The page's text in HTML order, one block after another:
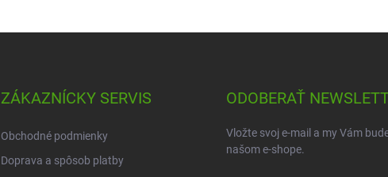
ZÁKAZNÍCKY SERVIS
Obchodné podmienky
Doprava a spôsob platby
ODOBERAŤ
Vložte svoj e-mail a my Vám
našom e-shope.